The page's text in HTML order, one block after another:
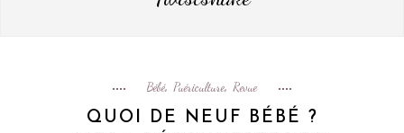
Bébé, Puériculture, Revue
QUOI DE NEUF BÉBÉ ?